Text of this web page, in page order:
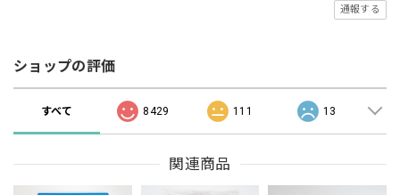
通報する
ショップの評価
すべて 8429 111 13
関連商品